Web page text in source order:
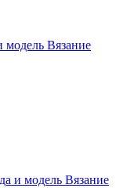
модель Вязание
и модель Вязание